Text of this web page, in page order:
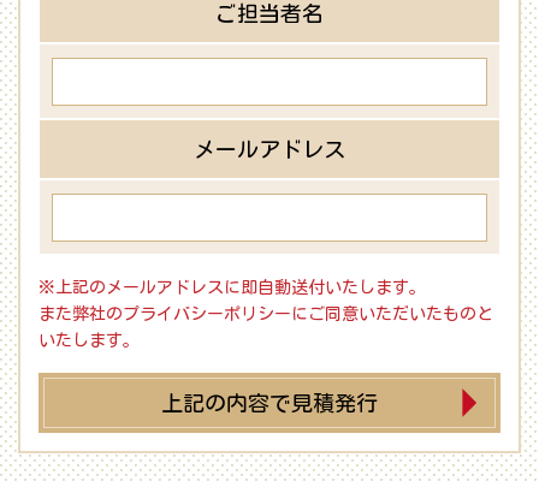
ご担当者名
メールアドレス
※上記のメールアドレスに即自動送付いたします。
また弊社のプライバシーポリシーにご同意いただいたものと
いたします。
上記の内容で見積発行